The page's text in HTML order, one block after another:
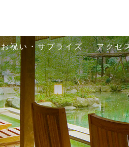
お祝い・サプライズ アクセ